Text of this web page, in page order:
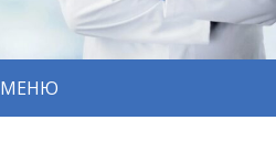
МЕНЮ